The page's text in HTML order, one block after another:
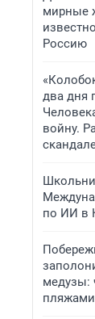
мирные
Россию
два дня
войну.
по ИИ в
медузы:
пляжами